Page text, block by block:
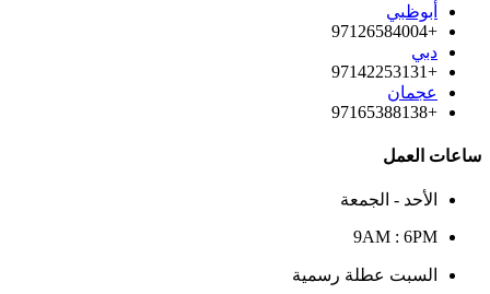
أبوظبي
+97126584004
دبي
+97142253131
عجمان
+97165388138
ساعات العمل
الأحد - الجمعة
9AM : 6PM
السبت عطلة رسمية